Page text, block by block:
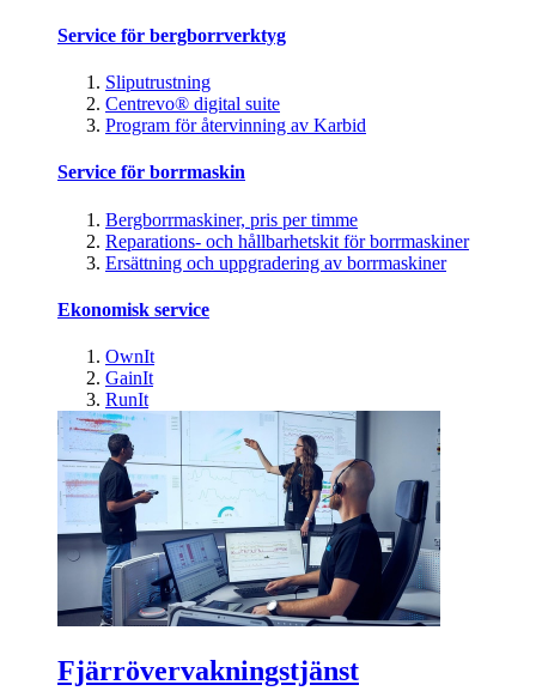
Service för bergborrverktyg
Sliputrustning
Centrevo® digital suite
Program för återvinning av Karbid
Service för borrmaskin
Bergborrmaskiner, pris per timme
Reparations- och hållbarhetskit för borrmaskiner
Ersättning och uppgradering av borrmaskiner
Ekonomisk service
OwnIt
GainIt
RunIt
Fjärrövervakningstjänst